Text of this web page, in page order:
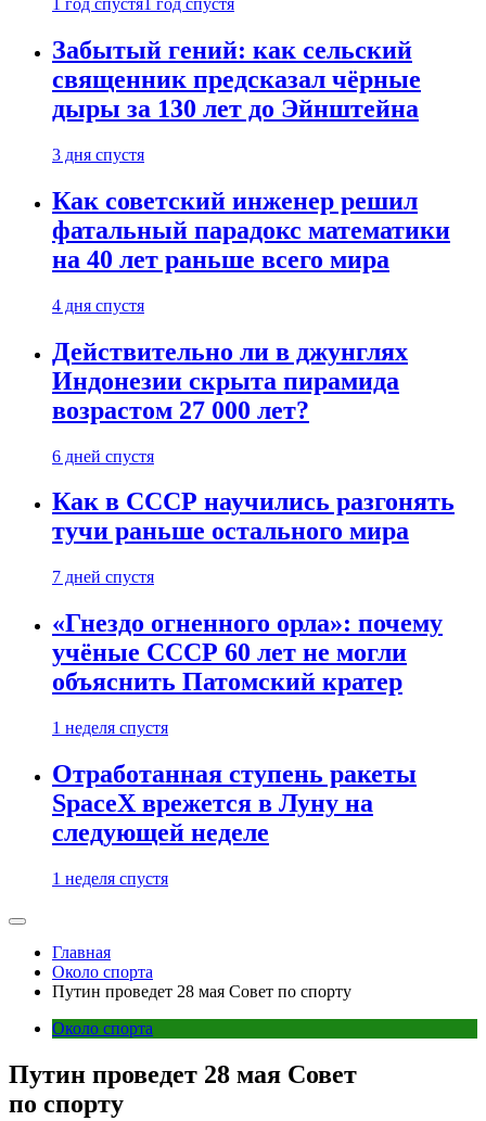
1 год спустя 1 год спустя
Забытый гений: как сельский
священник предсказал чёрные
дыры за 130 лет до Эйнштейна
3 дня спустя
Как советский инженер решил
фатальный парадокс математики
на 40 лет раньше всего мира
4 дня спустя
Действительно ли в джунглях
Индонезии скрыта пирамида
возрастом 27 000 лет?
6 дней спустя
Как в СССР научились разгонять
тучи раньше остального мира
7 дней спустя
«Гнездо огненного орла»: почему
учёные СССР 60 лет не могли
объяснить Патомский кратер
1 неделя спустя
Отработанная ступень ракеты
SpaceX врежется в Луну на
следующей неделе
1 неделя спустя
Главная
Около спорта
Путин проведет 28 мая Совет по спорту
Около спорта
Путин проведет 28 мая Совет
по спорту